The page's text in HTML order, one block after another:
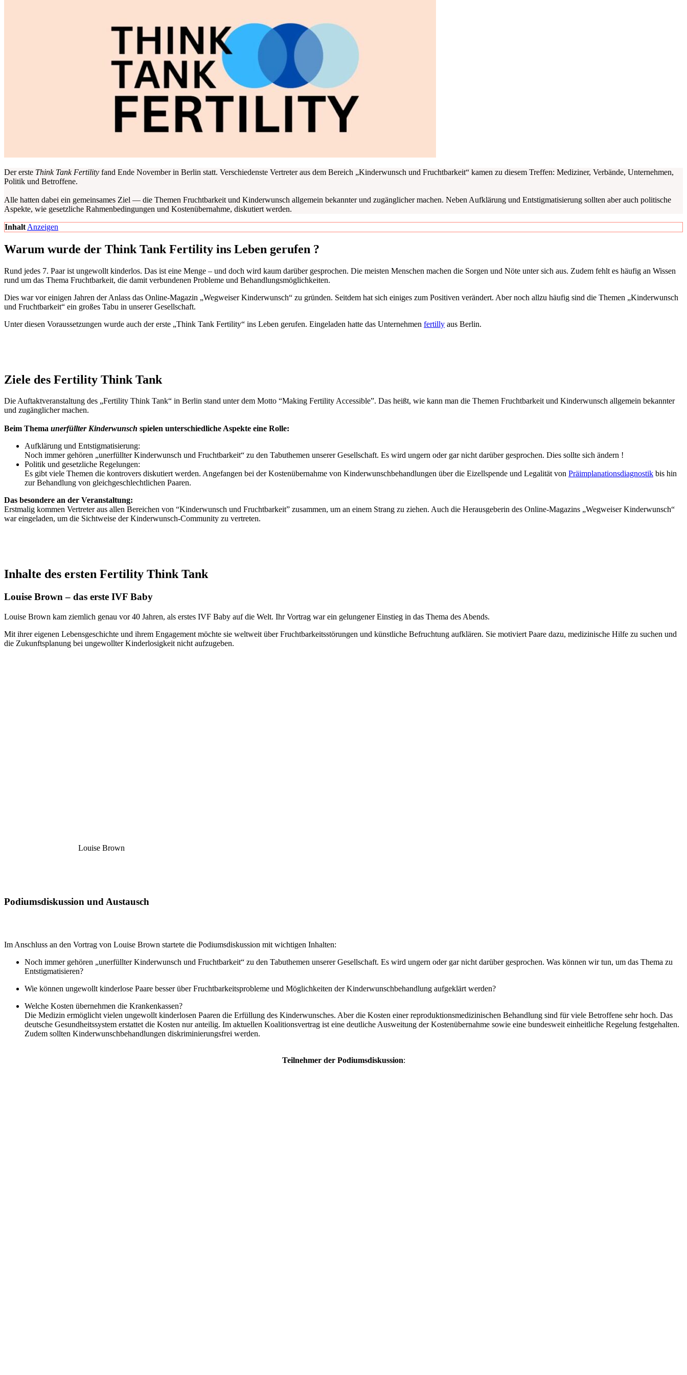
Der ers­te Think Tank Fer­ti­li­ty fand Ende Novem­ber in Ber­lin statt. Ver­schie­dens­te Ver­tre­ter aus dem Bereich „Kin­der­wunsch und Frucht­bar­keit“ kamen zu die­sem Tref­fen: Medi­zi­ner, Ver­bän­de, Unter­neh­men,
Poli­tik und Betrof­fe­ne.
Alle hat­ten dabei ein gemein­sa­mes Ziel — die The­men Frucht­bar­keit und Kin­der­wunsch all­ge­mein bekann­ter und zugäng­li­cher machen. Neben Auf­klä­rung und Ent­stig­ma­ti­sie­rung soll­ten aber auch poli­ti­sche
Aspek­te, wie gesetz­li­che Rah­men­be­din­gun­gen und Kos­ten­über­nah­me, dis­ku­tiert wer­den.
Inhalt Anzei­gen
War­um wur­de der Think Tank Fer­ti­li­ty ins Leben geru­fen ?
Rund jedes 7. Paar ist unge­wollt kin­der­los. Das ist eine Men­ge – und doch wird kaum dar­über gespro­chen. Die meis­ten Men­schen machen die Sor­gen und Nöte unter sich aus. Zudem fehlt es häu­fig an Wis­sen
rund um das The­ma Frucht­bar­keit, die damit ver­bun­de­nen Pro­ble­me und Behand­lungs­mög­lich­kei­ten.
Dies war vor eini­gen Jah­ren der Anlass das Online-Maga­zin „Weg­wei­ser Kin­der­wunsch“ zu grün­den. Seit­dem hat sich eini­ges zum Posi­ti­ven ver­än­dert. Aber noch all­zu häu­fig sind die The­men „Kin­der­wunsch
und Frucht­bar­keit“ ein gro­ßes Tabu in unse­rer Gesell­schaft.
Unter die­sen Vor­aus­set­zun­gen wur­de auch der ers­te „Think Tank Fer­ti­li­ty“ ins Leben geru­fen. Ein­ge­la­den hat­te das Unter­neh­men fer­til­ly aus Ber­lin.
Zie­le des Fer­ti­li­ty Think Tank
Die Auf­takt­ver­an­stal­tung des „Fer­ti­li­ty Think Tank“ in Ber­lin stand unter dem Mot­to “Making Fer­ti­li­ty Acces­si­ble”. ­Das heißt, wie kann man die The­men Frucht­bar­keit und Kin­der­wunsch all­ge­mein bekann­ter
und zugäng­li­cher machen.
Beim The­ma uner­füll­ter Kin­der­wunsch spie­len unter­schied­li­che Aspek­te eine Rol­le:
Auf­klä­rung und Ent­stig­ma­ti­sie­rung:
Noch immer gehö­ren „uner­füll­ter Kin­der­wunsch und Frucht­bar­keit“ zu den Tabu­the­men unse­rer Gesell­schaft. Es wird ungern oder gar nicht dar­über gespro­chen. Dies soll­te sich ändern !
Poli­tik und gesetz­li­che Rege­lun­gen:
Es gibt vie­le The­men die kon­tro­vers dis­ku­tiert wer­den. Ange­fan­gen bei der Kos­ten­über­nah­me von Kin­der­wunsch­be­hand­lun­gen über die Eizell­spen­de und Lega­li­tät von Prä­im­pl­ana­ti­ons­dia­gnos­tik bis hin
zur Behand­lung von gleich­ge­schlecht­li­chen Paa­ren.
Das beson­de­re an der Ver­an­stal­tung:
Erst­ma­lig kom­men Ver­tre­ter aus allen Berei­chen von “Kin­der­wunsch und Frucht­bar­keit” zusam­men, um an einem Strang zu zie­hen. Auch die Her­aus­ge­be­rin des Online-Maga­zins „Weg­wei­ser Kin­der­wunsch“
war ein­ge­la­den, um die Sicht­wei­se der Kin­der­wunsch-Com­mu­ni­ty zu ver­tre­ten.
Inhal­te des ers­ten Fer­ti­li­ty Think Tank
Loui­se Brown – das ers­te IVF Baby
Loui­se Brown kam ziem­lich genau vor 40 Jah­ren, als ers­tes IVF Baby auf die Welt. Ihr Vor­trag war ein gelun­ge­ner Ein­stieg in das The­ma des Abends.
Mit ihrer eige­nen Lebens­ge­schich­te und ihrem Enga­ge­ment möch­te sie welt­weit über Frucht­bar­keits­stö­run­gen und künst­li­che Befruch­tung auf­klä­ren. Sie moti­viert Paa­re dazu, medi­zi­ni­sche Hil­fe zu suchen und
die Zukunfts­pla­nung bei unge­woll­ter Kin­der­lo­sig­keit nicht auf­zu­ge­ben.
Loui­se Brown
Podi­ums­dis­kus­si­on und Aus­tausch
Im Anschluss an den Vor­trag von Loui­se Brown star­te­te die Podi­ums­dis­kus­si­on mit wich­ti­gen Inhal­ten:
Noch immer gehö­ren „uner­füll­ter Kin­der­wunsch und Frucht­bar­keit“ zu den Tabu­the­men unse­rer Gesell­schaft. Es wird ungern oder gar nicht dar­über gespro­chen. Was kön­nen wir tun, um das The­ma zu
Ent­stig­ma­ti­sie­ren?
Wie kön­nen unge­wollt kin­der­lo­se Paa­re bes­ser über Frucht­bar­keits­pro­ble­me und Mög­lich­kei­ten der Kin­der­wunsch­be­hand­lung auf­ge­klärt wer­den?
Wel­che Kos­ten über­neh­men die Kran­ken­kas­sen?
Die Medi­zin ermög­licht vie­len unge­wollt kin­der­lo­sen Paa­ren die Erfül­lung des Kin­der­wun­sches. Aber die Kos­ten einer repro­duk­ti­ons­me­di­zi­ni­schen Behand­lung sind für vie­le Betrof­fe­ne sehr hoch. Das
deut­sche Gesund­heits­sys­tem erstat­tet die Kos­ten nur antei­lig. Im aktu­el­len Koali­ti­ons­ver­trag ist eine deut­li­che Aus­wei­tung der Kos­ten­über­nah­me sowie eine bun­des­weit ein­heit­li­che Rege­lung fest­ge­hal­ten.
Zudem soll­ten Kin­der­wunsch­be­hand­lun­gen dis­kri­mi­nie­rungs­frei wer­den.
Teil­neh­mer der Podi­ums­dis­kus­si­on: